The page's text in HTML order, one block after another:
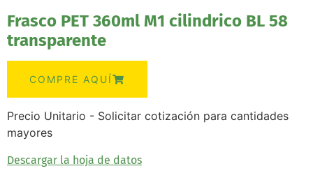
Frasco PET 360ml M1 cilindrico BL 58
transparente
COMPRE AQUÍ
Precio Unitario - Solicitar cotización para cantidades
mayores
Descargar la hoja de datos